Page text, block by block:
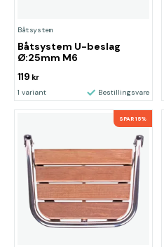
Båtsystem
Båtsystem U-beslag
Ø:25mm M6
119 kr
1 variant Bestillingsvare
SPAR 15%